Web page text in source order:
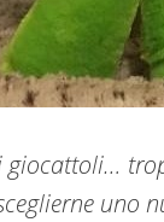
uno